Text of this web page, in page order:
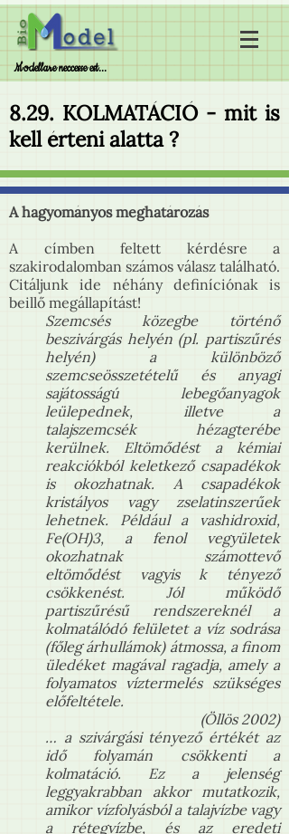
Modellare neccesse est...
8.29. KOLMATÁCIÓ - mit is
kell érteni alatta ?
A hagyományos meghatározás
A címben feltett kérdésre a
szakirodalomban számos válasz található.
Citáljunk ide néhány definíciónak is
beillő megállapítást!
Szemcsés közegbe történő
beszivárgás helyén (pl. partiszűrés
helyén) a különböző
szemcseösszetételű és anyagi
sajátosságú lebegőanyagok
leülepednek, illetve a
talajszemcsék hézagterébe
kerülnek. Eltömődést a kémiai
reakciókból keletkező csapadékok
is okozhatnak. A csapadékok
kristályos vagy zselatinszerűek
lehetnek. Például a vashidroxid,
Fe(OH)3, a fenol vegyületek
okozhatnak számottevő
eltömődést vagyis k tényező
csökkenést. Jól működő
partiszűrésű rendszereknél a
kolmatálódó felületet a víz sodrása
(főleg árhullámok) átmossa, a finom
üledéket magával ragadja, amely a
folyamatos víztermelés szükséges
előfeltétele.
(Öllös 2002)
… a szivárgási tényező értékét az
idő folyamán csökkenti a
kolmatáció. Ez a jelenség
leggyakrabban akkor mutatkozik,
amikor vízfolyásból a talajvízbe vagy
a rétegvízbe, és az eredeti